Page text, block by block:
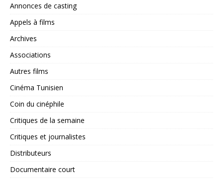
Annonces de casting
Appels à films
Archives
Associations
Autres films
Cinéma Tunisien
Coin du cinéphile
Critiques de la semaine
Critiques et journalistes
Distributeurs
Documentaire court